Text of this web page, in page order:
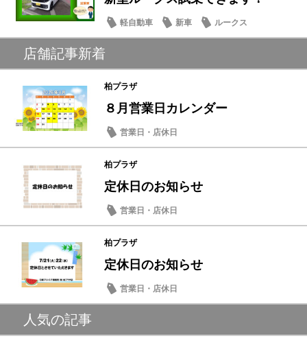
軽自動車 新車 ルークス
店舗記事新着
柏プラザ
８月営業日カレンダー
営業日・店休日
柏プラザ
定休日のお知らせ
営業日・店休日
柏プラザ
定休日のお知らせ
営業日・店休日
人気の記事